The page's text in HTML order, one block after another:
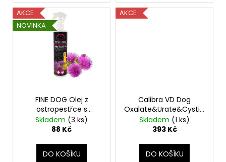
AKCE
NOVINKA
FINE DOG Olej z
ostropestřce s
rozprašovačem 250ml
Skladem (3 ks)
88 Kč
DO KOŠÍKU
AKCE
Calibra VD Dog
Oxalate&Urate&Cystine
2kg
Skladem (1 ks)
393 Kč
DO KOŠÍKU